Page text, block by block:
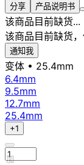
分享
产品说明书
该商品目前缺货...
该商品目前缺货
通知我
变体 • 25.4mm
6.4mm
9.5mm
12.7mm
25.4mm
+1
加